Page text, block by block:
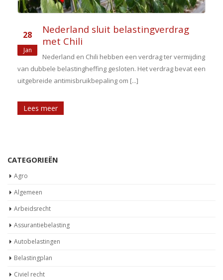
28
Jan
Nederland sluit belastingverdrag
met Chili
Nederland en Chili hebben een verdrag ter vermijding
van dubbele belastingheffing gesloten. Het verdrag bevat een
uitgebreide antimisbruikbepaling om [...]
Lees meer
CATEGORIEËN
Agro
Algemeen
Arbeidsrecht
Assurantiebelasting
Autobelastingen
Belastingplan
Civiel recht